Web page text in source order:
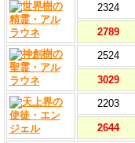
2324
2789
2524
3029
2203
2644